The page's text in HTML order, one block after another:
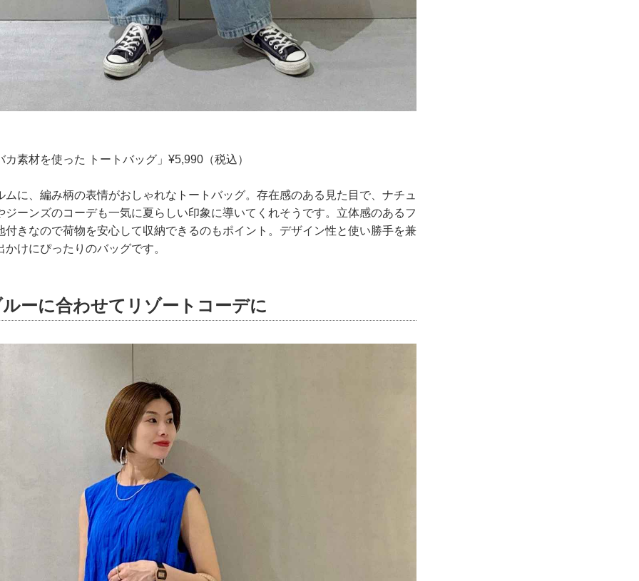
素材を使った トートバッグ」¥5,990（税込）
ムに、編み柄の表情がおしゃれなトートバッグ。存在感のある見た目で、ナチュ
ジーンズのコーデも一気に夏らしい印象に導いてくれそうです。立体感のあるフ
付きなので荷物を安心して収納できるのもポイント。デザイン性と使い勝手を兼
けにぴったりのバッグです。
ーに合わせてリゾートコーデに